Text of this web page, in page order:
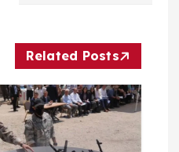
م
ق
Related Posts